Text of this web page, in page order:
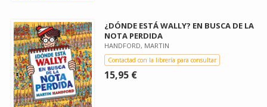
¿DÓNDE ESTÁ WALLY? EN BUSCA DE LA
NOTA PERDIDA
HANDFORD, MARTIN
Contactad con la librería para consultar
15,95 €